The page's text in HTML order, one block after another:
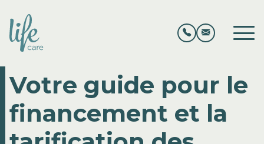
Votre guide pour le
financement et la